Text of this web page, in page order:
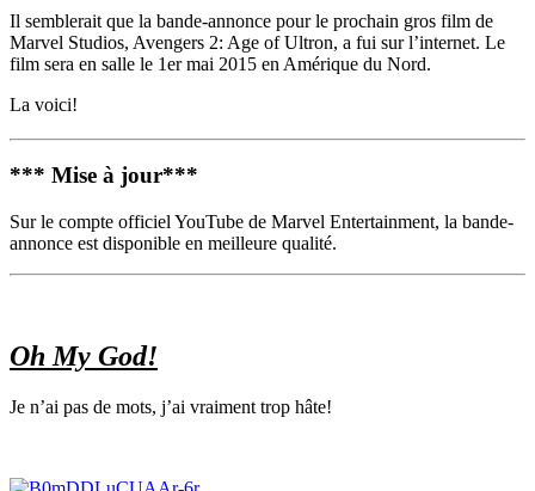
Il semblerait que la bande-annonce pour le prochain gros film de
Marvel Studios, Avengers 2: Age of Ultron, a fui sur l’internet. Le
film sera en salle le 1er mai 2015 en Amérique du Nord.
La voici!
*** Mise à jour***
Sur le compte officiel YouTube de Marvel Entertainment, la bande-
annonce est disponible en meilleure qualité.
Oh My God!
Je n’ai pas de mots, j’ai vraiment trop hâte!